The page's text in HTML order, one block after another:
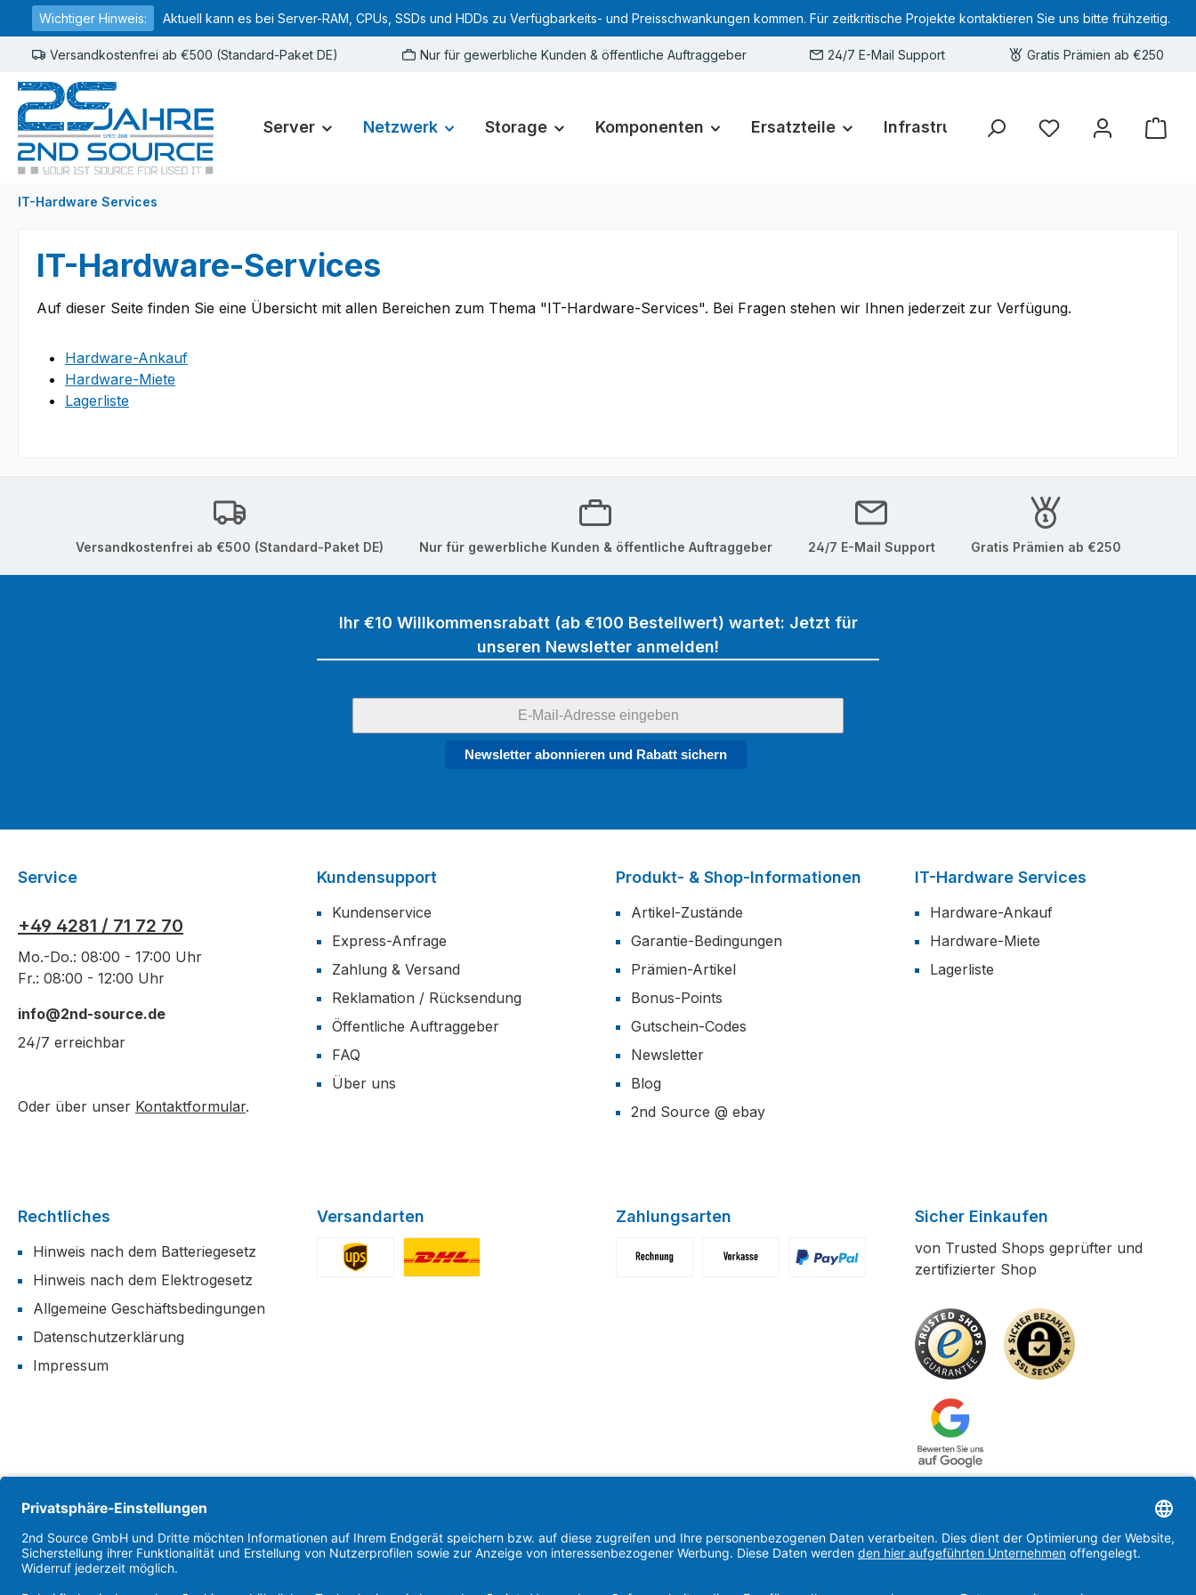
Zur Hauptnavigation springen
Wichtiger Hinweis: Aktuell kann es bei Server-RAM, CPUs, SSDs und HDDs zu Verfügbarkeits- und Preisschwankungen kommen. Für zeitkritische Projekte kontaktieren Sie uns bitte frühzeitig.
Versandkostenfrei ab €500 (Standard-Paket DE) Nur für gewerbliche Kunden & öffentliche Auftraggeber 24/7 E-Mail Support Gratis Prämien ab €250
Server Netzwerk Storage Komponenten Ersatzteile Infrastruktur Hardware-Deals
Sie haben 0 Produkte
IT-Hardware Services
IT-Hardware-Services
Auf dieser Seite finden Sie eine Übersicht mit allen Bereichen zum Thema "IT-Hardware-Services". Bei Fragen stehen wir Ihnen jederzeit zur Verfügung.
Hardware-Ankauf
Hardware-Miete
Lagerliste
Versandkostenfrei ab €500 (Standard-Paket DE) Nur für gewerbliche Kunden & öffentliche Auftraggeber 24/7 E-Mail Support Gratis Prämien ab €250
Ihr €10 Willkommensrabatt (ab €100 Bestellwert) wartet: Jetzt für
unseren Newsletter anmelden!
Newsletter abonnieren und Rabatt sichern
Service
+49 4281 / 71 72 70
Mo.-Do.: 08:00 - 17:00 Uhr
Fr.: 08:00 - 12:00 Uhr
info@2nd-source.de
24/7 erreichbar
Oder über unser Kontaktformular.
Kundensupport
Kundenservice
Express-Anfrage
Zahlung & Versand
Reklamation / Rücksendung
Öffentliche Auftraggeber
FAQ
Über uns
Produkt- & Shop-Informationen
Artikel-Zustände
Garantie-Bedingungen
Prämien-Artikel
Bonus-Points
Gutschein-Codes
Newsletter
Blog
2nd Source @ ebay
IT-Hardware Services
Hardware-Ankauf
Hardware-Miete
Lagerliste
Rechtliches
Hinweis nach dem Batteriegesetz
Hinweis nach dem Elektrogesetz
Allgemeine Geschäftsbedingungen
Datenschutzerklärung
Impressum
Versandarten Zahlungsarten Sicher Einkaufen
von Trusted Shops geprüfter und
zertifizierter Shop